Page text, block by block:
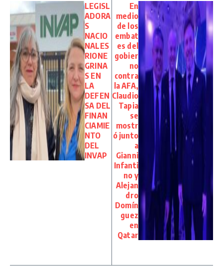
LEGISL
ADORA
S
NACIO
NALES
RIONE
GRINA
S EN
LA
DEFEN
SA DEL
FINAN
CIAMIE
NTO
DEL
INVAP
En
medio
de los
embat
es del
gobier
no
contra
la AFA,
Claudio
Tapia
se
mostr
ó junto
a
Gianni
Infanti
no y
Alejan
dro
Domín
guez
en
Qatar